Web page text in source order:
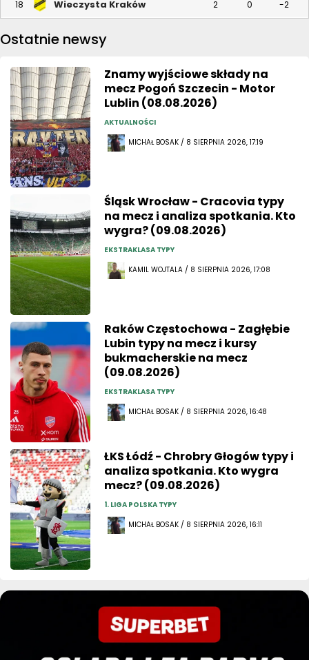
18 Wieczysta Kraków 2 0 -2
Ostatnie newsy
Znamy wyjściowe składy na
mecz Pogoń Szczecin - Motor
Lublin (08.08.2026)
AKTUALNOŚCI
MICHAŁ BOSAK / 8 SIERPNIA 2026, 17:19
Śląsk Wrocław - Cracovia typy
na mecz i analiza spotkania. Kto
wygra? (09.08.2026)
EKSTRAKLASA TYPY
KAMIL WOJTALA / 8 SIERPNIA 2026, 17:08
Raków Częstochowa - Zagłębie
Lubin typy na mecz i kursy
bukmacherskie na mecz
(09.08.2026)
EKSTRAKLASA TYPY
MICHAŁ BOSAK / 8 SIERPNIA 2026, 16:48
ŁKS Łódź - Chrobry Głogów typy i
analiza spotkania. Kto wygra
mecz? (09.08.2026)
1. LIGA POLSKA TYPY
MICHAŁ BOSAK / 8 SIERPNIA 2026, 16:11